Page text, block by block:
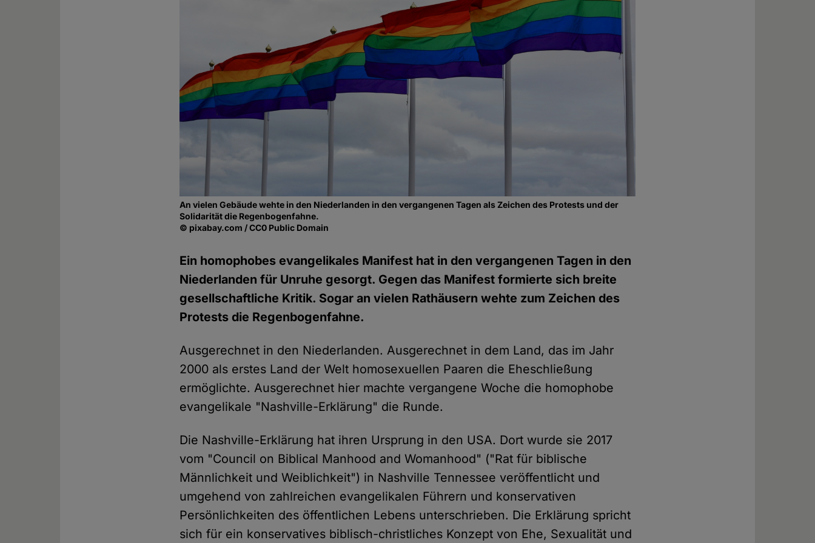
An vielen Gebäude wehte in den Niederlanden in den vergangenen Tagen als Zeichen des Protests und der
Solidarität die Regenbogenfahne.
© pixabay.com / CC0 Public Domain
Ein homophobes evangelikales Manifest hat in den vergangenen Tagen in den
Niederlanden für Unruhe gesorgt. Gegen das Manifest formierte sich breite
gesellschaftliche Kritik. Sogar an vielen Rathäusern wehte zum Zeichen des
Protests die Regenbogenfahne.
Ausgerechnet in den Niederlanden. Ausgerechnet in dem Land, das im Jahr
2000 als erstes Land der Welt homosexuellen Paaren die Eheschließung
ermöglichte. Ausgerechnet hier machte vergangene Woche die homophobe
evangelikale "Nashville-Erklärung" die Runde.
Die Nashville-Erklärung hat ihren Ursprung in den USA. Dort wurde sie 2017
vom "Council on Biblical Manhood and Womanhood" ("Rat für biblische
Männlichkeit und Weiblichkeit") in Nashville Tennessee veröffentlicht und
umgehend von zahlreichen evangelikalen Führern und konservativen
Persönlichkeiten des öffentlichen Lebens unterschrieben. Die Erklärung spricht
sich für ein konservatives biblisch-christliches Konzept von Ehe, Sexualität und